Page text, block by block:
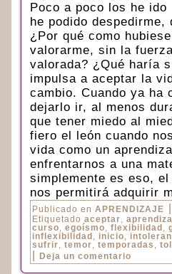
Poco a poco los he
he podido
¿Por qué como
valorarme, sin la
valorada? ¿Qué haría
impulsa a aceptar la
cambio. Cuando ya ha
dejarlo ir, al menos
que tener miedo al
fiero el león cuando
vida como un
enfrentarnos a una
simplemente es eso,
nos permitirá adquirir
Publicado en APRENDIZAJE
Etiquetado aceptar,
curso, egoísmo, flexibilidad ,
inflexibilidad , inicio,
sufrir, temor, temporadas ,
Deja un comentario